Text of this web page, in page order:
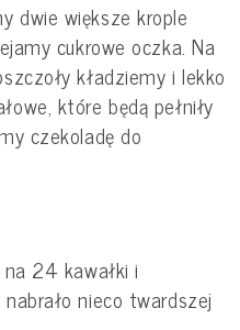
dwie większe krople
cukrowe oczka. Na
kładziemy i lekko
które będą pełniły
czekoladę do
24 kawałki i
nieco twardszej